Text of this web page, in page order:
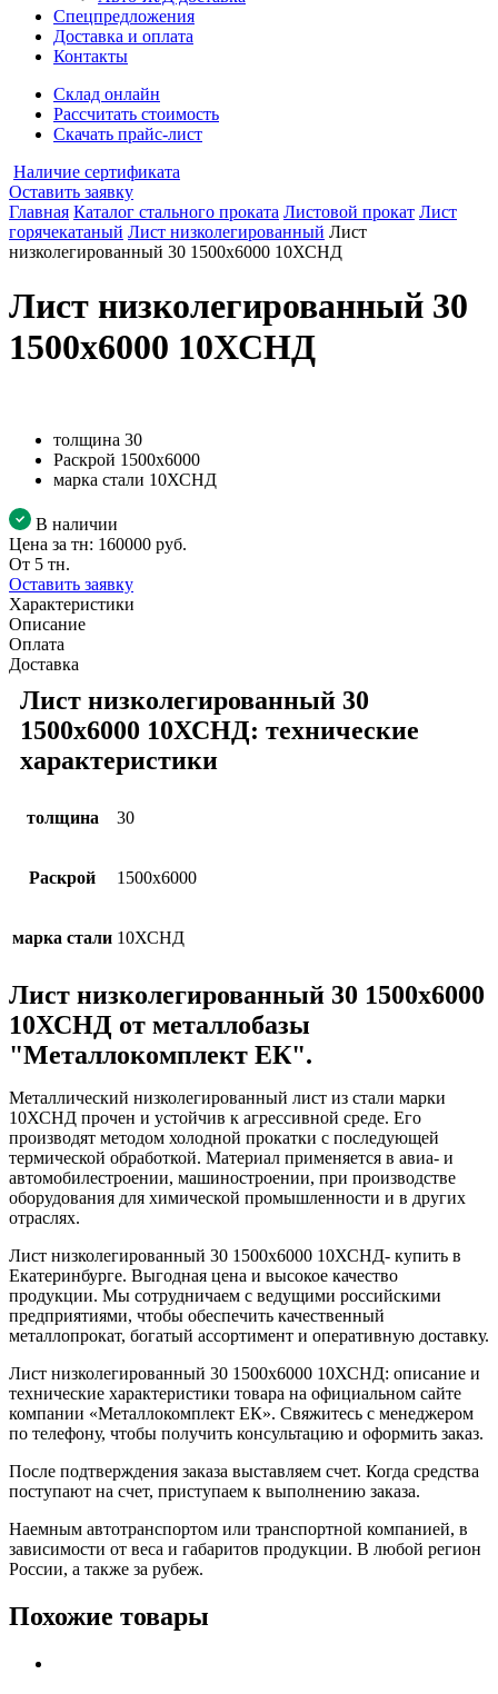
Спецпредложения
Доставка и оплата
Контакты
Склад онлайн
Рассчитать стоимость
Скачать прайс-лист
Наличие сертификата
Оставить заявку
Главная Каталог стального проката Листовой прокат Лист
горячекатаный Лист низколегированный Лист
низколегированный 30 1500х6000 10ХСНД
Лист низколегированный 30
1500х6000 10ХСНД
толщина 30
Раскрой 1500х6000
марка стали 10ХСНД
В наличии
Цена за тн: 160000 руб.
От 5 тн.
Оставить заявку
Характеристики
Описание
Оплата
Доставка
Лист низколегированный 30
1500х6000 10ХСНД: технические
характеристики
толщина 30
Раскрой 1500х6000
марка стали 10ХСНД
Лист низколегированный 30 1500х6000
10ХСНД от металлобазы
"Металлокомплект ЕК".
Металлический низколегированный лист из стали марки
10ХСНД прочен и устойчив к агрессивной среде. Его
производят методом холодной прокатки с последующей
термической обработкой. Материал применяется в авиа- и
автомобилестроении, машиностроении, при производстве
оборудования для химической промышленности и в других
отраслях.
Лист низколегированный 30 1500х6000 10ХСНД- купить в
Екатеринбурге. Выгодная цена и высокое качество
продукции. Мы сотрудничаем с ведущими российскими
предприятиями, чтобы обеспечить качественный
металлопрокат, богатый ассортимент и оперативную доставку.
Лист низколегированный 30 1500х6000 10ХСНД: описание и
технические характеристики товара на официальном сайте
компании «Металлокомплект ЕК». Свяжитесь с менеджером
по телефону, чтобы получить консультацию и оформить заказ.
После подтверждения заказа выставляем счет. Когда средства
поступают на счет, приступаем к выполнению заказа.
Наемным автотранспортом или транспортной компанией, в
зависимости от веса и габаритов продукции. В любой регион
России, а также за рубеж.
Похожие товары